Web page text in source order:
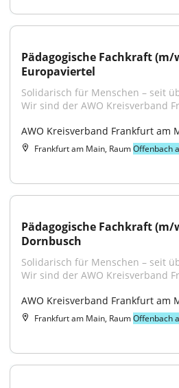
Pädagogische Fachkraft
Europaviertel
Solidarisch für Menschen – seit
Wir sind der AWO Kreisverband
AWO Kreisverband Frankfurt am
Frankfurt am Main, RaumOffenbach
Pädagogische Fachkraft
Dornbusch
Solidarisch für Menschen – seit
Wir sind der AWO Kreisverband
AWO Kreisverband Frankfurt am
Frankfurt am Main, RaumOffenbach